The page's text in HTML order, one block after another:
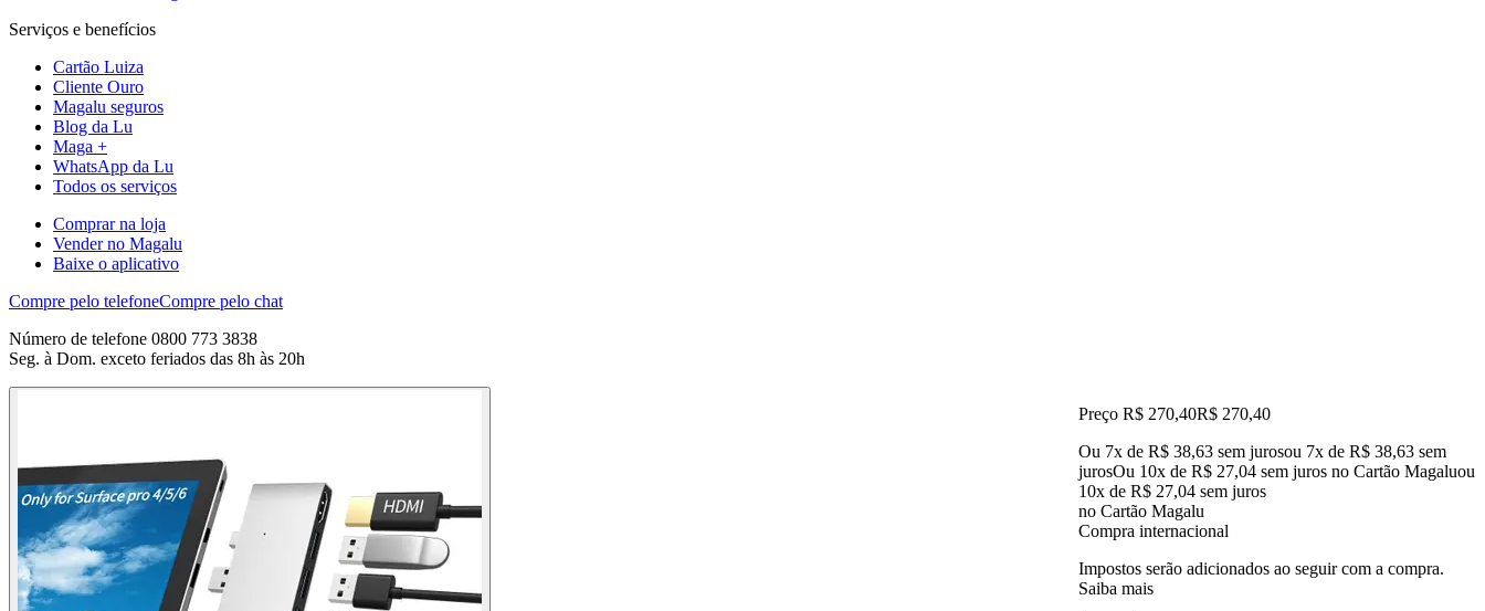
Serviços e benefícios
Cartão Luiza
Cliente Ouro
Magalu seguros
Blog da Lu
Maga +
WhatsApp da Lu
Todos os serviços
Comprar na loja
Vender no Magalu
Baixe o aplicativo
Compre pelo telefoneCompre pelo chat
Número de telefone 0800 773 3838
Seg. à Dom. exceto feriados das 8h às 20h
Preço R$ 270,40R$ 270,40
Ou 7x de R$ 38,63 sem jurosou 7x de R$ 38,63 sem
jurosOu 10x de R$ 27,04 sem juros no Cartão Magaluou
10x de R$ 27,04 sem juros
no Cartão Magalu
Compra internacional
Impostos serão adicionados ao seguir com a compra.
Saiba mais